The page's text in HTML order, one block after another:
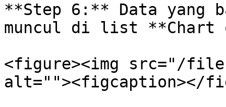
**Step 6:** Data yang
muncul di list **Chart
<figure><img src="/files/
alt=""><figcaption></